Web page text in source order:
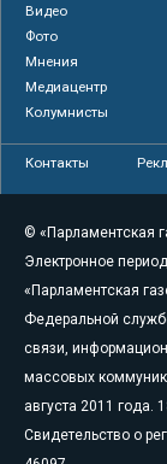
Видео
Фото
Мнения
Медиацентр
Колумнисты
Контакты
© «Парламентская
Электронное
«Парламентская
Федеральной
связи,
массовых
августа 2011 года.
Свидетельство о